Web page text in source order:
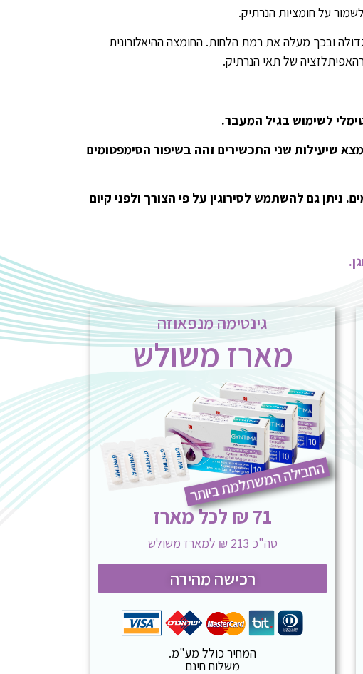
על חומציות הנרתיק.
ובכך מעלה את רמת הלחות. החומצה ההיאלורונית
של תאי הנרתיק.
לשימוש בגיל המעבר.
שיעילות שני התכשירים זהה בשיפור הסימפטומים
טבליה אחת בלילה לאחר הרחצה ולפני השינה. במקרי יובש קיצוני- כטיפול למשך 10 ימים. ניתן גם להשתמש לסירוגין על פי הצורך ולפני קיום
גינטימה מנפאוזה
החבילה המשתלמת ביותר
מארז משולש
71 ₪ לכל מארז
סה"כ 213 ₪ למארז משולש
רכישה מהירה
המחיר כולל מע"מ.
משלוח חינם